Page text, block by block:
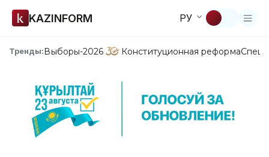
KAZINFORM РУ
Тренды:Выборы-2026 Конституционная реформа